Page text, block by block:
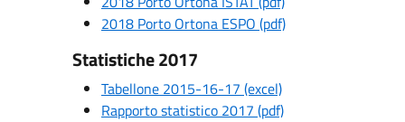
2018 Porto Ortona ESPO (pdf)
Statistiche 2017
Tabellone 2015-16-17 (excel)
Rapporto statistico 2017 (pdf)